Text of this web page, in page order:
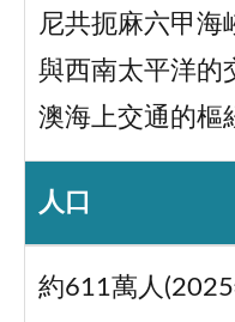
尼共扼麻六甲海
與西南太平洋的
澳海上交通的樞
人口
約611萬人